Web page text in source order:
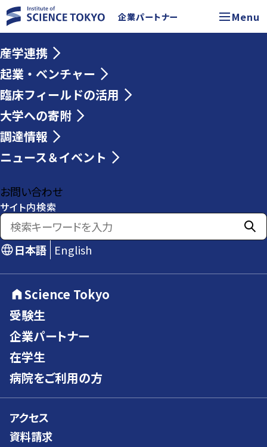
企業パートナー Menu
産学連携
起業・ベンチャー
臨床フィールドの活用
大学への寄附
調達情報
ニュース＆イベント
お問い合わせ
サイト内検索
日本語 English
Science Tokyo
受験生
企業パートナー
在学生
病院をご利用の方
アクセス
資料請求